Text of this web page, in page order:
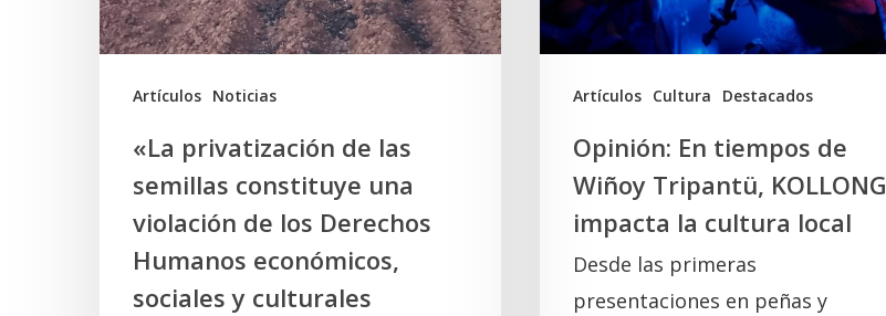
Artículos Noticias
una
violación
Derechos
Humanos
económicos,
sociales
«La privatización de las
semillas constituye una
violación de los Derechos
Humanos económicos,
sociales y culturales
Artículos Cultura Destacados
KOLLONG
impacta
local
Opinión: En tiempos de
Wiñoy Tripantü, KOLLONG
impacta la cultura local
Desde las primeras
presentaciones en peñas y